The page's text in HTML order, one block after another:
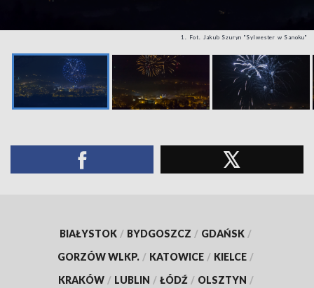
1. Fot. Jakub Szuryn "Sylwester w Sanoku"
BIAŁYSTOK / BYDGOSZCZ / GDAŃSK /
GORZÓW WLKP. / KATOWICE / KIELCE /
KRAKÓW / LUBLIN / ŁÓDŹ / OLSZTYN /